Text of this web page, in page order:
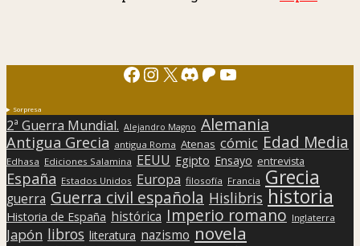
Facebook
Instagram
X Discord
Patreon
YouTube
Sorpresa
2ª Guerra Mundial. Alejandro Magno Alemania
Antigua Grecia antigua Roma Atenas cómic Edad Media
Edhasa Ediciones Salamina EEUU Egipto Ensayo entrevista
España Estados Unidos Europa filosofía Francia Grecia
guerra Guerra civil española Hislibris historia
Historia de España histórica Imperio romano Inglaterra
Japón libros literatura nazismo novela